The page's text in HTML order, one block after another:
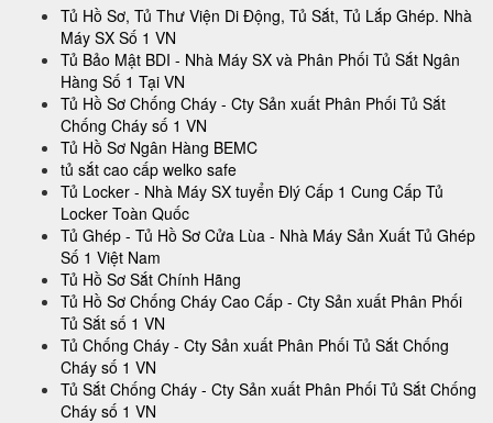
Tủ Hồ Sơ, Tủ Thư Viện Di Động, Tủ Sắt, Tủ Lắp Ghép. Nhà
Máy SX Số 1 VN
Tủ Bảo Mật BDI - Nhà Máy SX và Phân Phối Tủ Sắt Ngân
Hàng Số 1 Tại VN
Tủ Hồ Sơ Chống Cháy - Cty Sản xuất Phân Phối Tủ Sắt
Chống Cháy số 1 VN
Tủ Hồ Sơ Ngân Hàng BEMC
tủ sắt cao cấp welko safe
Tủ Locker - Nhà Máy SX tuyển Đlý Cấp 1 Cung Cấp Tủ
Locker Toàn Quốc
Tủ Ghép - Tủ Hồ Sơ Cửa Lùa - Nhà Máy Sản Xuất Tủ Ghép
Số 1 Việt Nam
Tủ Hồ Sơ Sắt Chính Hãng
Tủ Hồ Sơ Chống Cháy Cao Cấp - Cty Sản xuất Phân Phối
Tủ Sắt số 1 VN
Tủ Chống Cháy - Cty Sản xuất Phân Phối Tủ Sắt Chống
Cháy số 1 VN
Tủ Sắt Chống Cháy - Cty Sản xuất Phân Phối Tủ Sắt Chống
Cháy số 1 VN